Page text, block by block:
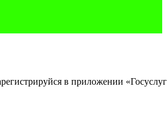
в приложении